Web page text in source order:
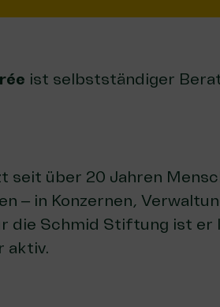
ist selbstständiger
seit über 20 Jahren
– in Konzernen,
die Schmid Stiftung ist er
aktiv.